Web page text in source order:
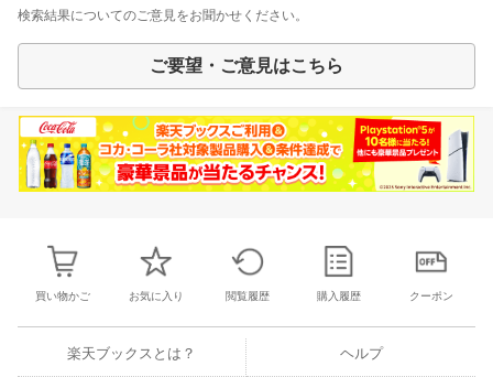
検索結果についてのご意見をお聞かせください。
ご要望・ご意見はこちら
買い物かご お気に入り 閲覧履歴 購入履歴 クーポン
楽天ブックスとは？ ヘルプ